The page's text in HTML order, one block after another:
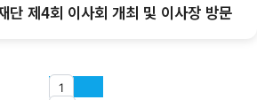
단 제4회 이사회 개최 및 이사장 방문
1